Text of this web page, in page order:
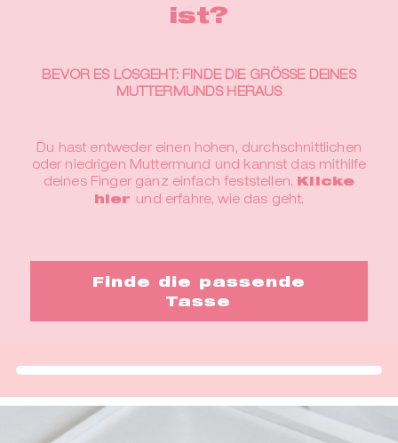
ist?
BEVOR ES LOSGEHT: FINDE DIE GRÖSSE DEINES
MUTTERMUNDS HERAUS
Du hast entweder einen hohen, durchschnittlichen
oder niedrigen Muttermund und kannst das mithilfe
deines Finger ganz einfach feststellen. Klicke
hier und erfahre, wie das geht.